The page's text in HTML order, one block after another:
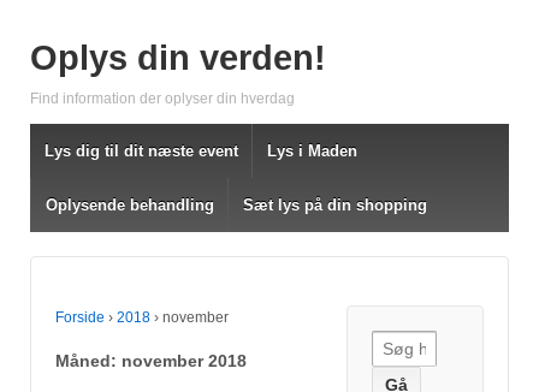
Oplys din verden!
Find information der oplyser din hverdag
Lys dig til dit næste event Lys i Maden
Oplysende behandling Sæt lys på din shopping
Forside › 2018 › november
Måned: november 2018
Søg efter: